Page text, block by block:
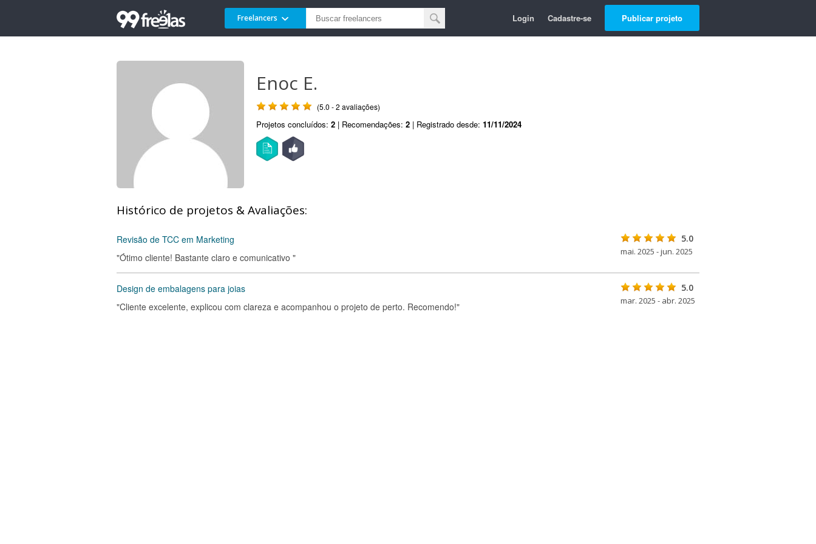
Freelancers Login Cadastre-se Publicar projeto
Enoc E.
(5.0 - 2 avaliações)
Projetos concluídos: 2 | Recomendações: 2 | Registrado desde: 11/11/2024
Histórico de projetos & Avaliações:
Revisão de TCC em Marketing
"Ótimo cliente! Bastante claro e comunicativo "
5.0
mai. 2025 - jun. 2025
Design de embalagens para joias
"Cliente excelente, explicou com clareza e acompanhou o projeto de perto. Recomendo!"
5.0
mar. 2025 - abr. 2025